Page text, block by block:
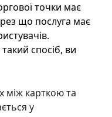
точки має
що послуга має
спосіб, ви
між карткою та
у